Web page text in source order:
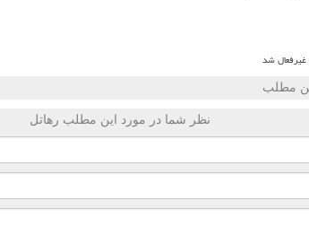
مطلب
نظر شما در مورد این مطلب رهاتل